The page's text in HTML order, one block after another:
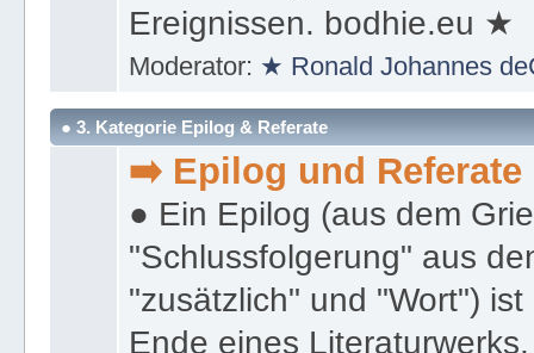
Ereignissen. bodhie.eu ★
Moderator: ★ Ronald Johannes
● 3. Kategorie Epilog & Referate
➡️ Epilog und Referate
● Ein Epilog (aus dem
"Schlussfolgerung" aus
"zusätzlich" und "Wort")
Ende eines